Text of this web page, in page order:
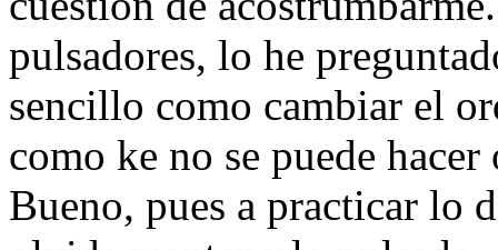
pulsadores, lo he
sencillo como cambiar el
como ke no se puede
Bueno, pues a practicar lo